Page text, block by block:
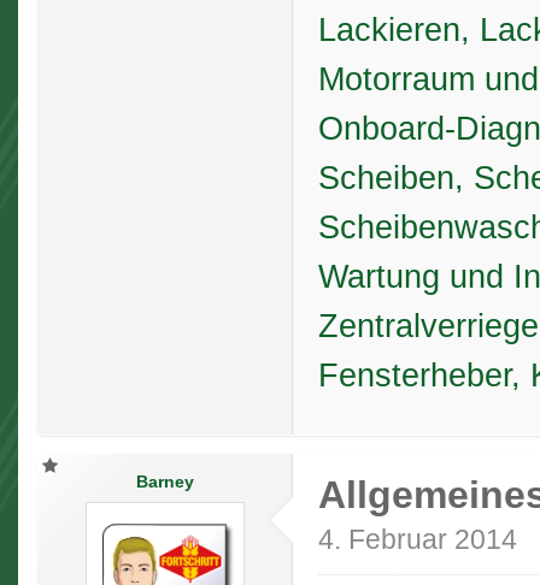
Lackieren,
Motorraum
Onboard-
Scheiben,
Wartung und
Fensterheber,
Barney
4. Februar 2014